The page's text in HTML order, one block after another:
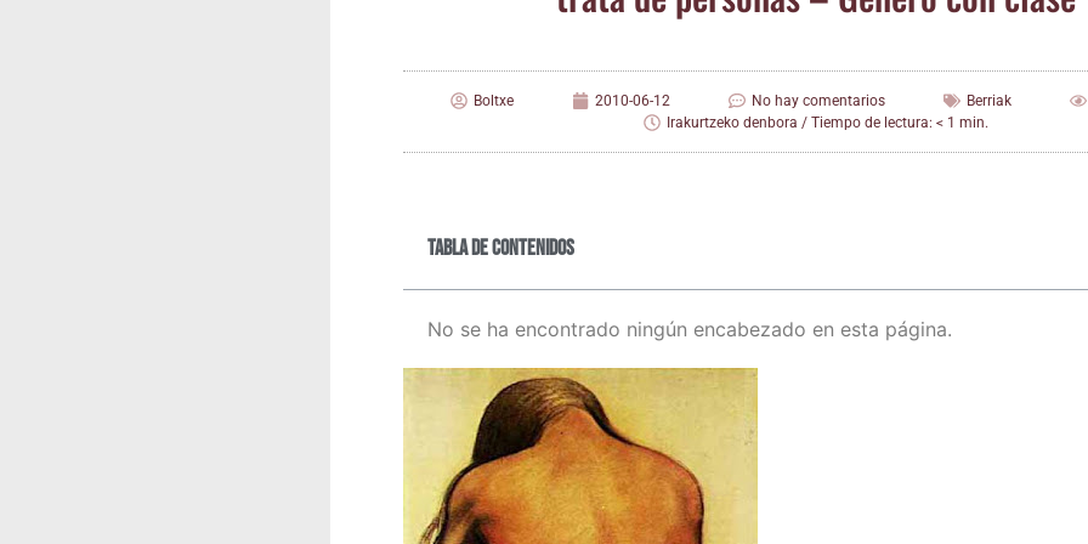
Boltxe 2010-06-12 No hay comentarios Berriak
Irakurtzeko denbora / Tiempo de lectura: < 1 min.
Tabla de contenidos
No se ha encontrado ningún encabezado en esta página.